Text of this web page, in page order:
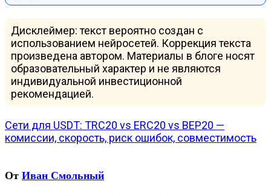
Дисклеймер: текст вероятно создан с
использованием нейросетей. Коррекция текста
произведена автором. Материалы в блоге носят
образовательный характер и не являются
индивидуальной инвестиционной
рекомендацией.
Навигация
по
Сети для USDT: TRC20 vs ERC20 vs BEP20 —
комиссии, скорость, риск ошибок, совместимость
От Иван Смольный